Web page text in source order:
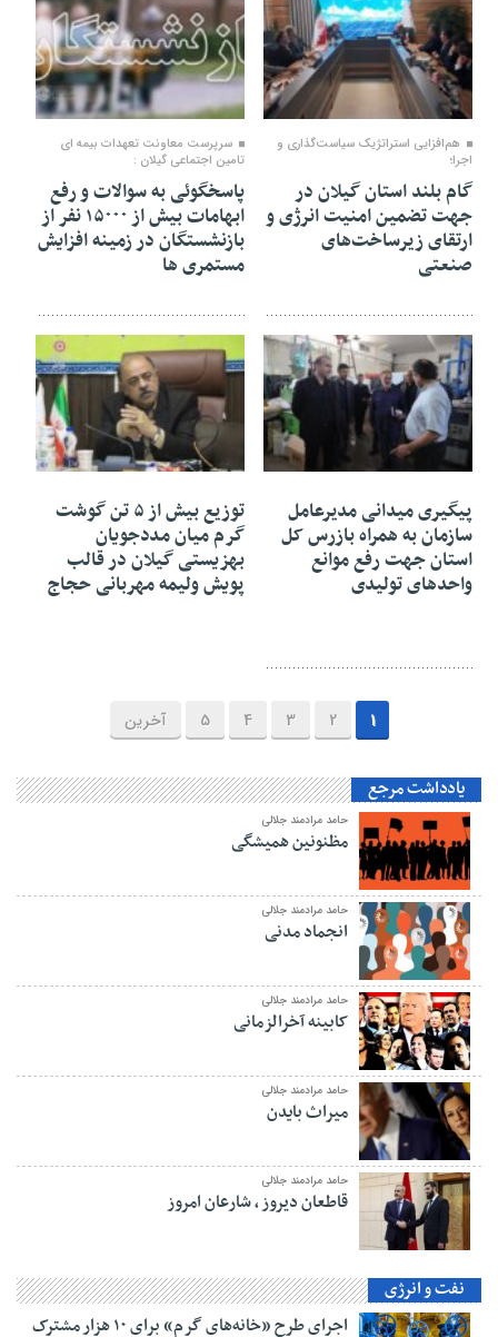
۱۱ تیر ۱۴۰۵
هم‌افزایی استراتژیک سیاست‌گذاری و
اجرا؛
گام بلند استان گیلان در
جهت تضمین امنیت انرژی و
ارتقای زیرساخت‌های
صنعتی
۱۱ تیر ۱۴۰۵
سرپرست معاونت تعهدات بیمه ای
تامین اجتماعی گیلان :
پاسخگوئی به سوالات و رفع
ابهامات بیش از ۱۵۰۰۰ نفر از
بازنشستگان در زمینه افزایش
مستمری ها
۰۷ تیر ۱۴۰۵
پیگیری میدانی مدیرعامل
سازمان به همراه بازرس کل
استان جهت رفع موانع
واحدهای تولیدی
توزیع بیش از ۵ تن گوشت
گرم میان مددجویان
بهزیستی گیلان در قالب
پویش ولیمه مهربانی حجاج
1
2
3
4
5 آخرین
یادداشت مرجع
حامد مرادمند جلالی
مظنونین همیشگی
حامد مرادمند جلالی
انجماد مدنی
حامد مرادمند جلالی
کابینه آخرالزمانی
حامد مرادمند جلالی
میراث بایدن
حامد مرادمند جلالی
قاطعان دیروز ، شارعان امروز
نفت و انرژی
اجرای طرح «خانه‌های گرم» برای ۱۰ هزار مشترک